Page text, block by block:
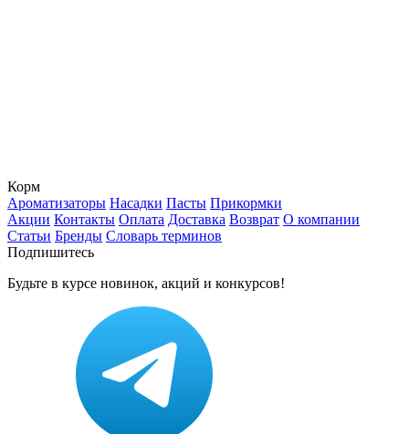
Корм
Ароматизаторы Насадки Пасты Прикормки
Акции Контакты Оплата Доставка Возврат О компании
Статьи Бренды Словарь терминов
Подпишитесь
Будьте в курсе новинок, акций и конкурсов!